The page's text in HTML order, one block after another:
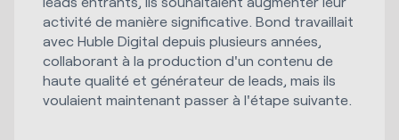
activité de manière significative. Bond travaillait
avec Huble Digital depuis plusieurs années,
collaborant à la production d'un contenu de
haute qualité et générateur de leads, mais ils
voulaient maintenant passer à l'étape suivante.